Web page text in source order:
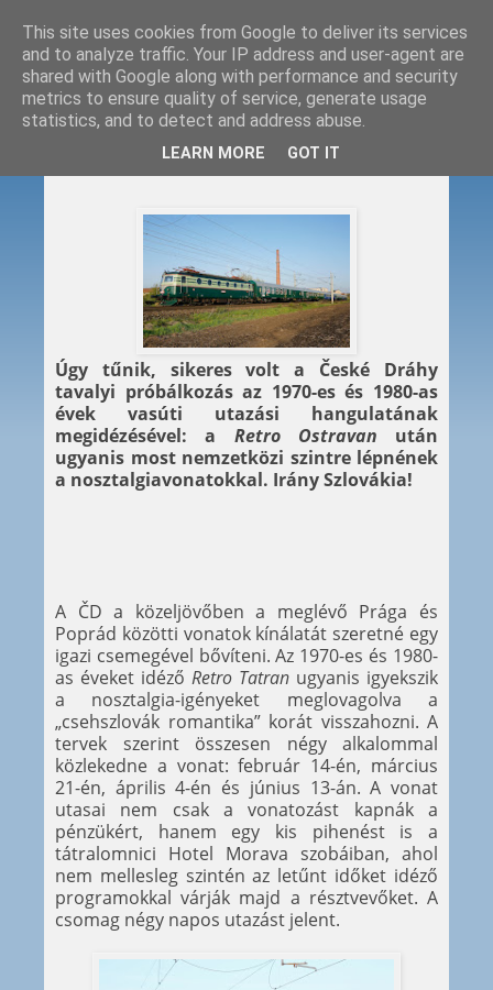
2019. 01. 16.
Retro-lázban a ČD
Úgy tűnik, sikeres volt a České Dráhy
tavalyi próbálkozás az 1970-es és 1980-as
évek vasúti utazási hangulatának
megidézésével: a Retro Ostravan után
ugyanis most nemzetközi szintre lépnének
a nosztalgiavonatokkal. Irány Szlovákia!
A ČD a közeljövőben a meglévő Prága és
Poprád közötti vonatok kínálatát szeretné egy
igazi csemegével bővíteni. Az 1970-es és 1980-
as éveket idéző Retro Tatran ugyanis igyekszik
a nosztalgia-igényeket meglovagolva a
„csehszlovák romantika” korát visszahozni. A
tervek szerint összesen négy alkalommal
közlekedne a vonat: február 14-én, március
21-én, április 4-én és június 13-án. A vonat
utasai nem csak a vonatozást kapnák a
pénzükért, hanem egy kis pihenést is a
tátralomnici Hotel Morava szobáiban, ahol
nem mellesleg szintén az letűnt időket idéző
programokkal várják majd a résztvevőket. A
csomag négy napos utazást jelent.
This site uses cookies from Google to deliver its services
and to analyze traffic. Your IP address and user-agent are
shared with Google along with performance and security
metrics to ensure quality of service, generate usage
statistics, and to detect and address abuse.
LEARN MORE GOT IT